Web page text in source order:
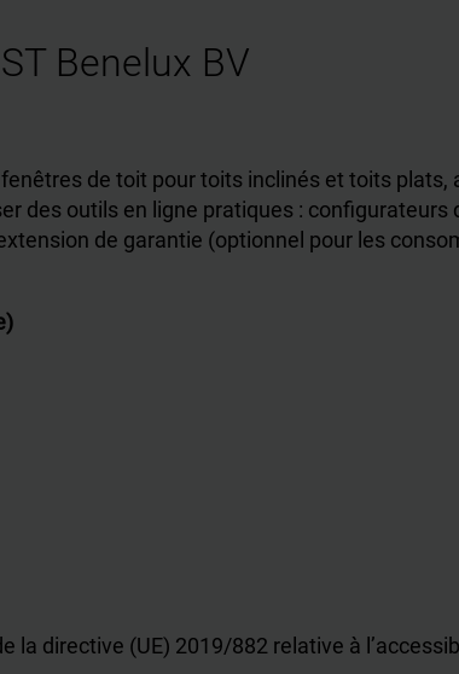
Benelux BV
de toit pour toits inclinés et toits plats,
des outils en ligne pratiques : configurateurs
de garantie (optionnel pour les
directive (UE) 2019/882 relative à